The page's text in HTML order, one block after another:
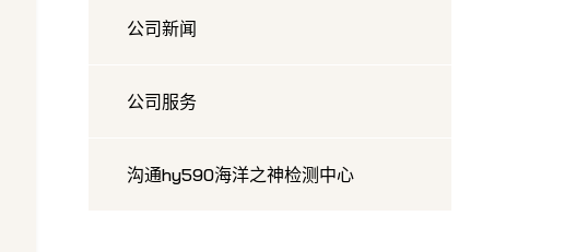
公司新闻
公司服务
沟通hy590海洋之神检测中心